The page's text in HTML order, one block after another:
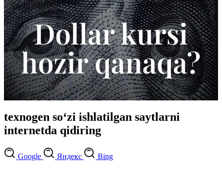
texnogen so‘zi ishlatilgan saytlarni
internetda qidiring
Google Яндекс Bing